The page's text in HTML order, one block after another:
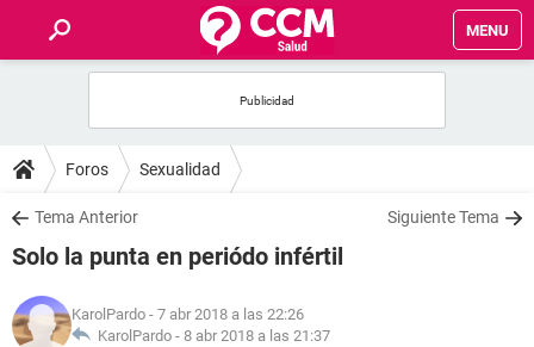
MENU
FOROS
SALUD
NUTRICIÓN
Foros Sexualidad
Tema Anterior Siguiente Tema
Solo la punta en periódo infértil
KarolPardo - 7 abr 2018 a las 22:26
KarolPardo - 8 abr 2018 a las 21:37